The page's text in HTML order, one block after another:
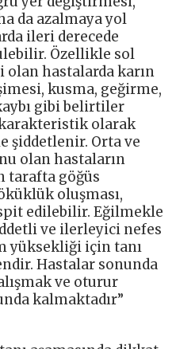
da azalmaya yol
ileri derecede
Özellikle sol
hastalarda karın
kusma, geğirme,
gibi belirtiler
olarak
şiddetlenir. Orta ve
olan hastaların
tarafta göğüs
oluşması,
edilebilir. Eğilmekle
ve ilerleyici nefes
yüksekliği için tanı
Hastalar sonunda
ve oturur
kalmaktadır”